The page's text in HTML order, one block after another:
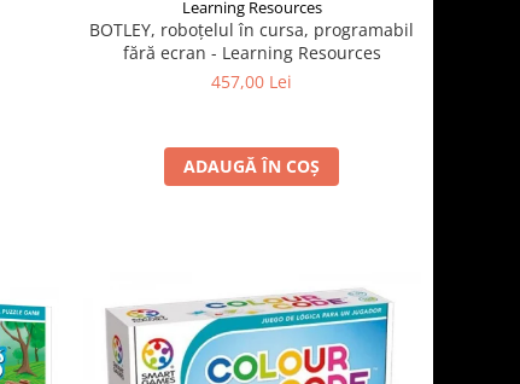
Learning Resources
BOTLEY, roboțelul în cursa, programabil
fără ecran - Learning Resources
457,00 Lei
ADAUGĂ ÎN COȘ